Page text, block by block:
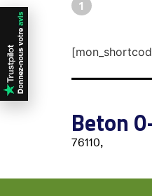
1
Beton
76110,